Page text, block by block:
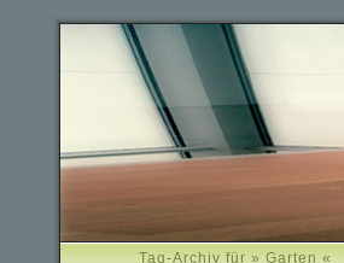
Tag-Archiv für » Garten «